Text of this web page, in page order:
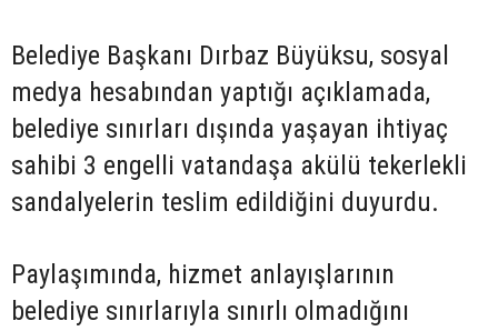
Belediye Başkanı Dırbaz Büyüksu, sosyal
medya hesabından yaptığı açıklamada,
belediye sınırları dışında yaşayan ihtiyaç
sahibi 3 engelli vatandaşa akülü tekerlekli
sandalyelerin teslim edildiğini duyurdu.
Paylaşımında, hizmet anlayışlarının
belediye sınırlarıyla sınırlı olmadığını